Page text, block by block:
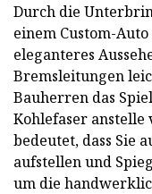
Durch die
einem Custom-
eleganteres
Bremsleitungen
Bauherren das
Kohlefaser anstelle
bedeutet, dass Sie
aufstellen und
um die